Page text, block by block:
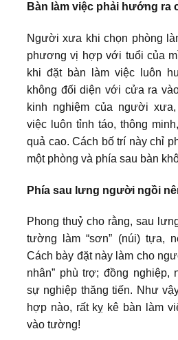
Bàn làm việc phải hướng ra
Người xưa khi chọn phòng
phương vị hợp với tuổi của
khi đặt bàn làm việc luôn
không đối diện với cửa ra
kinh nghiệm của người
việc luôn tỉnh táo, thông
quả cao. Cách bố trí này chỉ
một phòng và phía sau bàn
Phía sau lưng người ngồi
Phong thuỷ cho rằng, sau
tường làm “sơn” (núi) tựa,
Cách bày đặt này làm cho
nhân” phù trợ; đồng nghiệp,
sự nghiệp thăng tiến. Như
hợp nào, rất kỵ kê bàn làm
vào tường!